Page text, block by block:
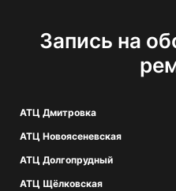
Запись на
АТЦ Дмитровка
АТЦ Новоясеневская
АТЦ Долгопрудный
АТЦ Щёлковская